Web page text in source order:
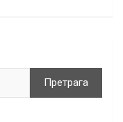
Претрага